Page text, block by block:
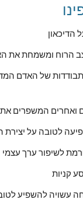
הרוח ומשמחת את
ואחרים המשפרים
לטובה על יצירת
לשיפור ערך עצמי
קניות